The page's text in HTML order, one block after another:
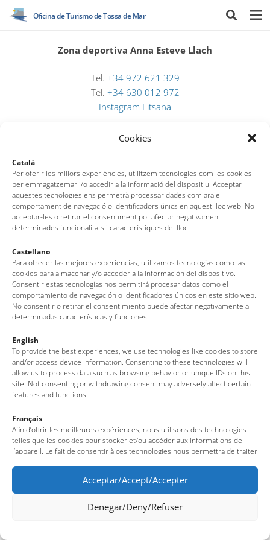
Cookies
Català
Per oferir les millors experiències, utilitzem tecnologies com les cookies
per emmagatzemar i/o accedir a la informació del dispositiu. Acceptar
aquestes tecnologies ens permetrà processar dades com ara el
comportament de navegació o identificadors únics en aquest lloc web. No
acceptar-les o retirar el consentiment pot afectar negativament
determinades funcionalitats i característiques del lloc.
Castellano
Para ofrecer las mejores experiencias, utilizamos tecnologías como las
cookies para almacenar y/o acceder a la información del dispositivo.
Consentir estas tecnologías nos permitirá procesar datos como el
comportamiento de navegación o identificadores únicos en este sitio web.
No consentir o retirar el consentimiento puede afectar negativamente a
determinadas características y funciones.
English
To provide the best experiences, we use technologies like cookies to store
and/or access device information. Consenting to these technologies will
allow us to process data such as browsing behavior or unique IDs on this
site. Not consenting or withdrawing consent may adversely affect certain
features and functions.
Français
Afin d’offrir les meilleures expériences, nous utilisons des technologies
telles que les cookies pour stocker et/ou accéder aux informations de
l’appareil. Le fait de consentir à ces technologies nous permettra de traiter
uniques sur ce site. Le fait de ne pas consentir ou de retirer son
consentement peut avoir un effet négatif sur certaines fonctionnalités et
caractéristiques du site.
Acceptar/Accept/Accepter
Denegar/Deny/Refuser
Oficina de Turismo de Tossa de Mar
Zona deportiva Anna Esteve Llach
Tel. +34 972 621 329
Tel. +34 630 012 972
Instagram Fitsana
Oficina de Turismo de Tossa de Mar
Av. del Pelegrí, 25 – Edificio La Nau · 17320 – Tossa de Mar
(Girona – Costa Brava)
Tel: + 00 34 972 340 108 · Mail: info@visittossa.com
Nota legal·Política de cookies